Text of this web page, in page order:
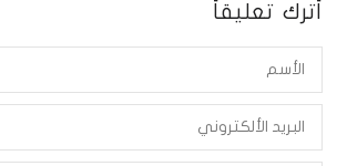
أترك تعليقاً